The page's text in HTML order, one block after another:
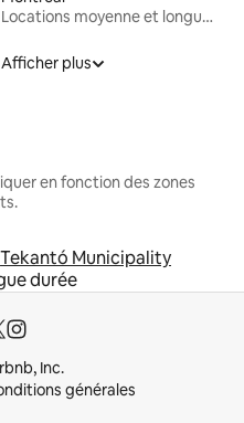
Locations moyenne et longue durée
Afficher plus
en fonction des zones
Tekantó Municipality
durée
Inc.
générales